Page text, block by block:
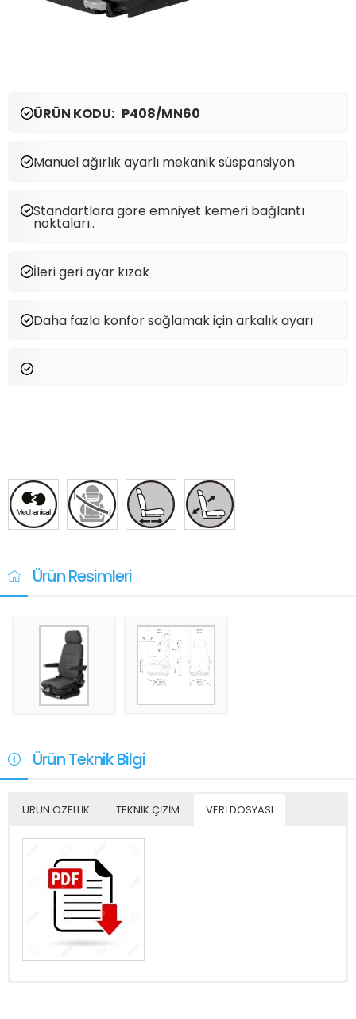
ÜRÜN KODU: P408/MN60
Manuel ağırlık ayarlı mekanik süspansiyon
Standartlara göre emniyet kemeri bağlantı
noktaları..
İleri geri ayar kızak
Daha fazla konfor sağlamak için arkalık ayarı
Ürün Resimleri
Ürün Teknik Bilgi
ÜRÜN ÖZELLİK TEKNİK ÇİZİM VERİ DOSYASI